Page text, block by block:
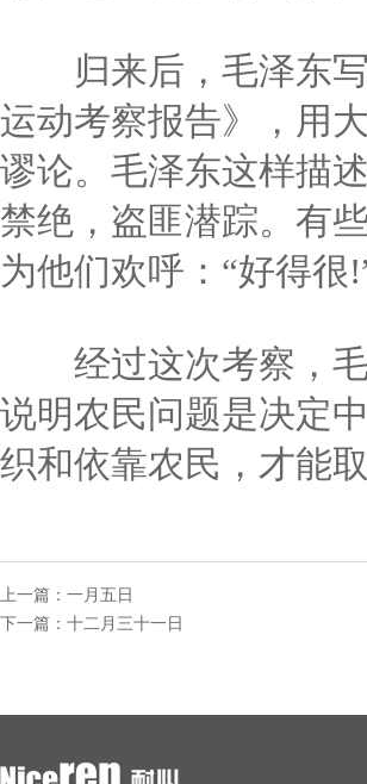
归来后，毛泽东写
运动考察报告》，用
谬论。毛泽东这样描
禁绝，盗匪潜踪。有
为他们欢呼：“好得很
经过这次考察，毛
说明农民问题是决定
织和依靠农民，才能
上一篇： 一月五日
下一篇： 十二月三十一日